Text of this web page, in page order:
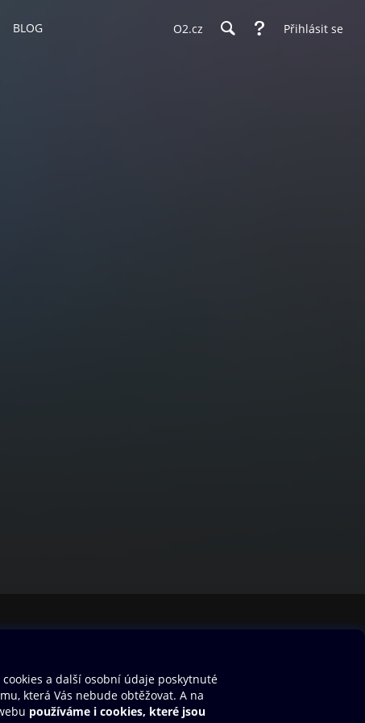
BLOG O2.cz Přihlásit se